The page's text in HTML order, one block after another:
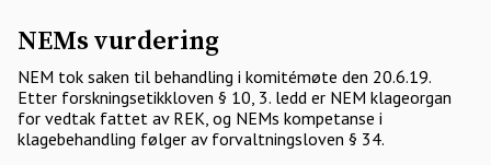
NEMs vurdering
NEM tok saken til behandling i komitémøte den 20.6.19.
Etter forskningsetikkloven § 10, 3. ledd er NEM klageorgan
for vedtak fattet av REK, og NEMs kompetanse i
klagebehandling følger av forvaltningsloven § 34.